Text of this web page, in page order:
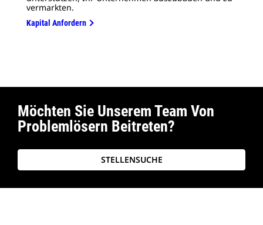
vermarkten.
Kapital Anfordern
Möchten Sie Unserem Team Von
Problemlösern Beitreten?
STELLENSUCHE